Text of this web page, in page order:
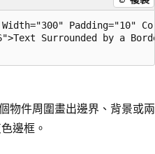
Padding="10"
Surrounded by a
物件周圍畫出邊界、背景或兩
邊框。